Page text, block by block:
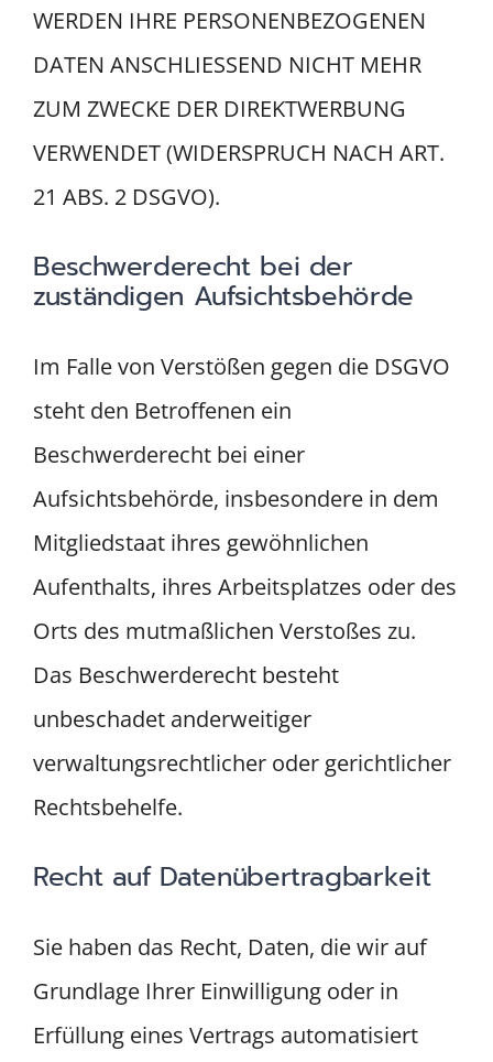
WERDEN IHRE PERSONENBEZOGENEN
DATEN ANSCHLIESSEND NICHT MEHR
ZUM ZWECKE DER DIREKTWERBUNG
VERWENDET (WIDERSPRUCH NACH ART.
21 ABS. 2 DSGVO).
Beschwerde­recht bei der
zuständigen Aufsichts­behörde
Im Falle von Verstößen gegen die DSGVO
steht den Betroffenen ein
Beschwerderecht bei einer
Aufsichtsbehörde, insbesondere in dem
Mitgliedstaat ihres gewöhnlichen
Aufenthalts, ihres Arbeitsplatzes oder des
Orts des mutmaßlichen Verstoßes zu.
Das Beschwerderecht besteht
unbeschadet anderweitiger
verwaltungsrechtlicher oder gerichtlicher
Rechtsbehelfe.
Recht auf Daten­übertrag­barkeit
Sie haben das Recht, Daten, die wir auf
Grundlage Ihrer Einwilligung oder in
Erfüllung eines Vertrags automatisiert